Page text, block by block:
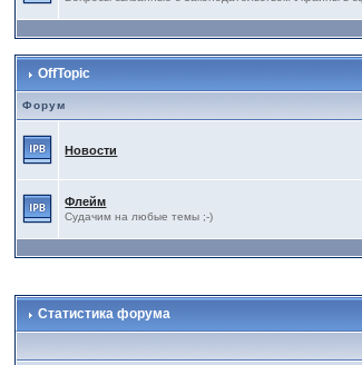
OffTopic
Форум
Новости
Флейм
Судачим на любые темы ;-)
Статистика форума